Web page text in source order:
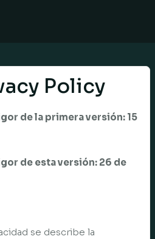
Policy
de la primera versión: 15
de esta versión: 26 de
se describe la